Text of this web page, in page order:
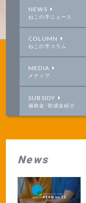
NEWS
ねこの手ニュース
COLUMN
ねこの手コラム
MEDIA
メディア
SUBSIDY
補助金･助成金紹介
News